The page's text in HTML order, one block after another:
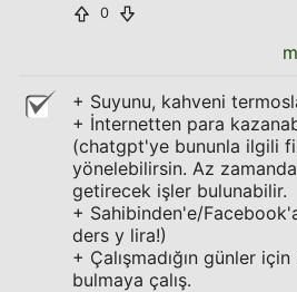
0
+ Suyunu, kahveni
+ İnternetten para
(chatgpt'ye bununla ilgili
yönelebilirsin. Az
getirecek işler bulunabilir.
+ Sahibinden'e/
ders y lira!)
+ Çalışmadığın günler
bulmaya çalış.